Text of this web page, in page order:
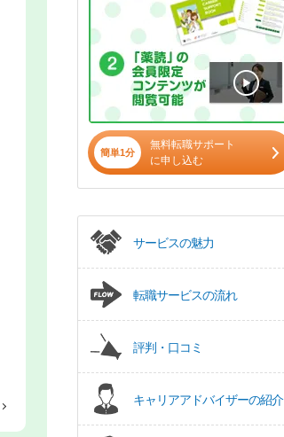
簡単1分
無料転職サポート
に申し込む
サービスの魅力
転職サービスの流れ
評判・口コミ
キャリアアドバイザーの紹介